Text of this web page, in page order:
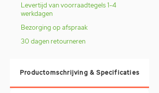
Levertijd van voorraadtegels 1-4
werkdagen
Bezorging op afspraak
30 dagen retourneren
Productomschrijving & Specificaties